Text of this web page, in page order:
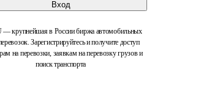
Вход
— крупнейшая в России биржа автомобильных
Зарегистрируйтесь и получите доступ
на перевозки, заявкам на перевозку грузов и
поиск транспорта